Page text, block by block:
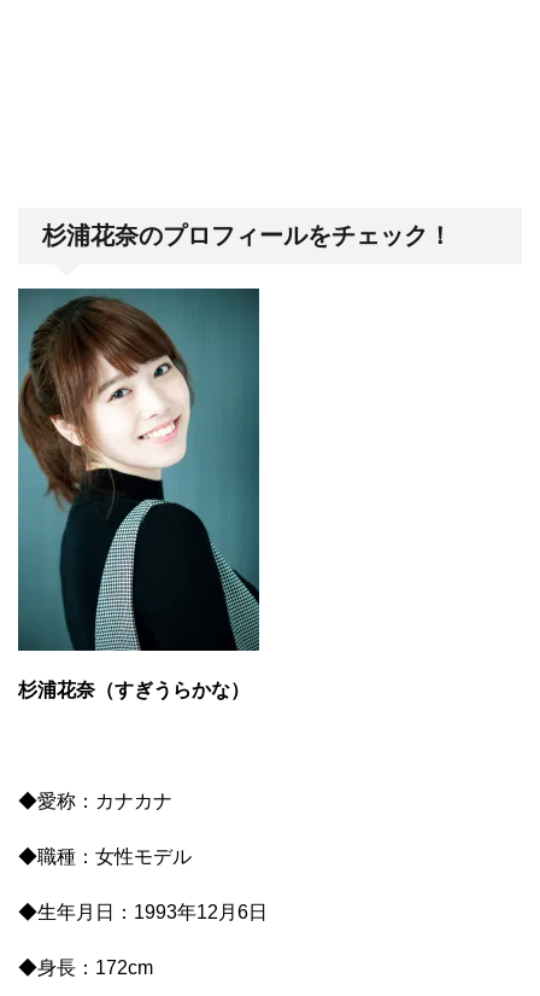
杉浦花奈のプロフィールをチェック！
杉浦花奈（すぎうらかな）
◆愛称：カナカナ
◆職種：女性モデル
◆生年月日：1993年12月6日
◆身長：172cm